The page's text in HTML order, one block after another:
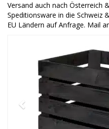
Versand auch nach Österreich
Speditionsware in die Schweiz
EU Ländern auf Anfrage. Mail